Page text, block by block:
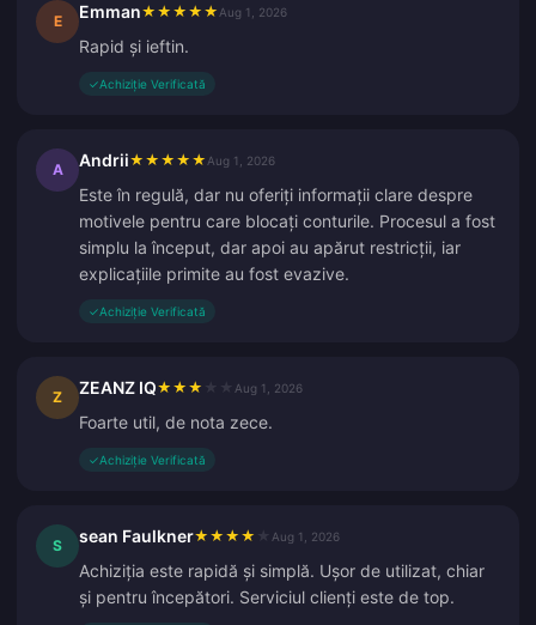
E Emman★ ★ ★ ★ ★ Aug 1, 2026
Rapid și ieftin.
✓Achiziție Verificată
A Andrii★ ★ ★ ★ ★ Aug 1, 2026
Este în regulă, dar nu oferiți informații clare despre
motivele pentru care blocați conturile. Procesul a fost
simplu la început, dar apoi au apărut restricții, iar
explicațiile primite au fost evazive.
✓Achiziție Verificată
Z ZEANZ IQ★ ★ ★ Aug 1, 2026
Foarte util, de nota zece.
✓Achiziție Verificată
S sean Faulkner★ ★ ★ ★ Aug 1, 2026
Achiziția este rapidă și simplă. Ușor de utilizat, chiar
și pentru începători. Serviciul clienți este de top.